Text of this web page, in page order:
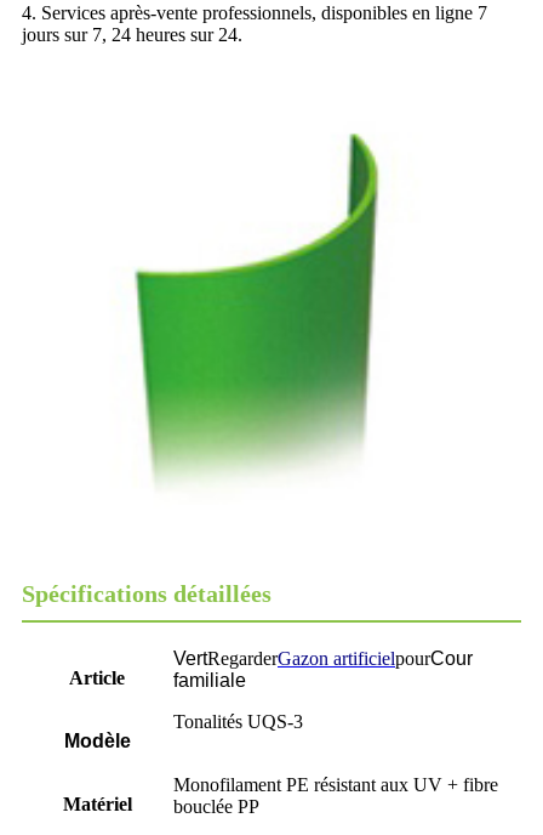
4. Services après-vente professionnels, disponibles en ligne 7
jours sur 7, 24 heures sur 24.
Spécifications détaillées
Article
VertRegarderGazon artificielpourCour
familiale
Modèle
Tonalités UQS-3
Matériel
Monofilament PE résistant aux UV + fibre
bouclée PP